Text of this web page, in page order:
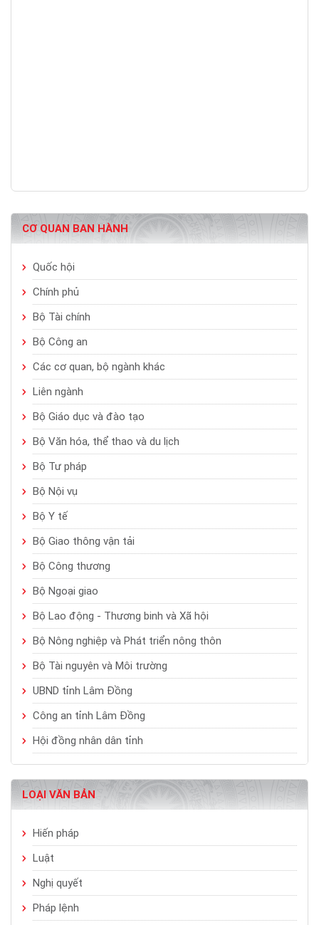
CƠ QUAN BAN HÀNH
Quốc hội
Chính phủ
Bộ Tài chính
Bộ Công an
Các cơ quan, bộ ngành khác
Liên ngành
Bộ Giáo dục và đào tạo
Bộ Văn hóa, thể thao và du lịch
Bộ Tư pháp
Bộ Nội vụ
Bộ Y tế
Bộ Giao thông vận tải
Bộ Công thương
Bộ Ngoại giao
Bộ Lao động - Thương binh và Xã hội
Bộ Nông nghiệp và Phát triển nông thôn
Bộ Tài nguyên và Môi trường
UBND tỉnh Lâm Đồng
Công an tỉnh Lâm Đồng
Hội đồng nhân dân tỉnh
LOẠI VĂN BẢN
Hiến pháp
Luật
Nghị quyết
Pháp lệnh